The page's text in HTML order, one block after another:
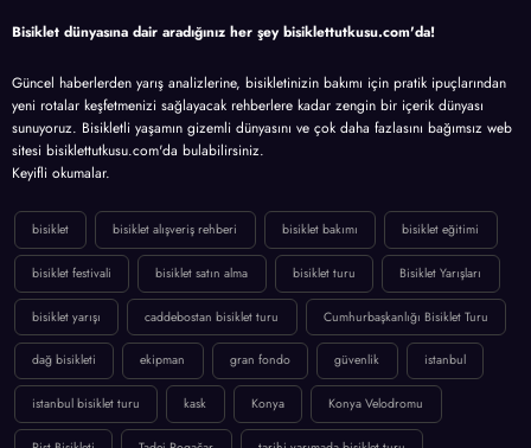
Bisiklet dünyasına dair aradığınız her şey bisiklettutkusu.com'da!
Güncel haberlerden yarış analizlerine, bisikletinizin bakımı için pratik ipuçlarından
yeni rotalar keşfetmenizi sağlayacak rehberlere kadar zengin bir içerik dünyası
sunuyoruz. Bisikletli yaşamın gizemli dünyasını ve çok daha fazlasını bağımsız web
sitesi bisiklettutkusu.com'da bulabilirsiniz.
Keyifli okumalar.
bisiklet bisiklet alışveriş rehberi bisiklet bakımı bisiklet eğitimi
bisiklet festivali bisiklet satın alma bisiklet turu Bisiklet Yarışları
bisiklet yarışı caddebostan bisiklet turu Cumhurbaşkanlığı Bisiklet Turu
dağ bisikleti ekipman gran fondo güvenlik istanbul
istanbul bisiklet turu kask Konya Konya Velodromu